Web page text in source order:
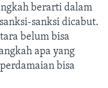
berarti dalam
sanksi dicabut.
belum bisa
apa yang
bisa